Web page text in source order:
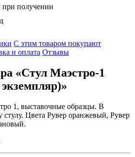
получении
С этим товаром покупают
и оплата Отзывы
«Стул Маэстро-1
1, выставочные образцы. В
стулу. Цвета Рувер оранжевый, Рувер